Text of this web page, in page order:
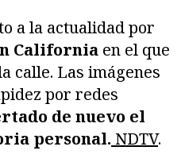
a la actualidad por
California en el que
calle. Las imágenes
por redes
de nuevo el
personal. NDTV.